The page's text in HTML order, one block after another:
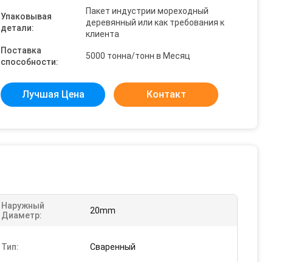
Упаковывая
детали:
Пакет индустрии мореходный
деревянный или как требования к
клиента
Поставка
способности:
5000 тонна/тонн в Месяц
Лучшая Цена Контакт
Наружный
Диаметр:
20mm
Тип: Сваренный